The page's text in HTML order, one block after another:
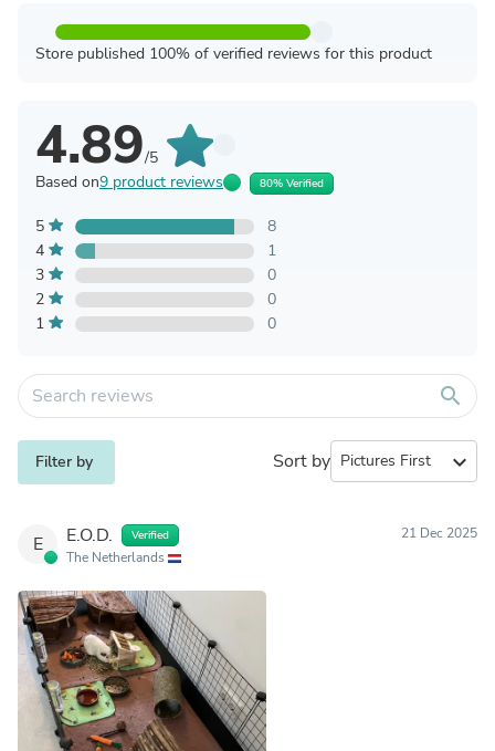
Store published 100% of verified reviews for this product
4.89/5
Based on9 product reviews 80% Verified
5
8
4
1
3
0
2
0
1
0
search
Filter by Sort by expand_more
E E.O.D. Verified
The Netherlands
21 Dec 2025